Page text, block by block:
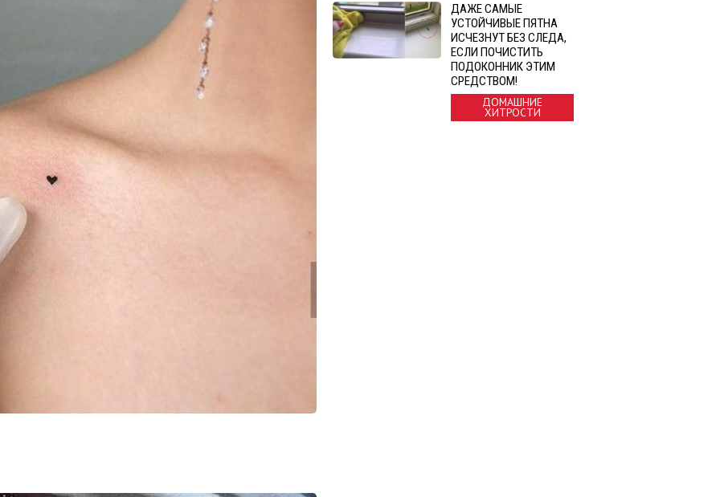
ДАЖЕ САМЫЕ
УСТОЙЧИВЫЕ ПЯТНА
ИСЧЕЗНУТ БЕЗ СЛЕДА,
ЕСЛИ ПОЧИСТИТЬ
ПОДОКОННИК ЭТИМ
СРЕДСТВОМ!
ДОМАШНИЕ
ХИТРОСТИ